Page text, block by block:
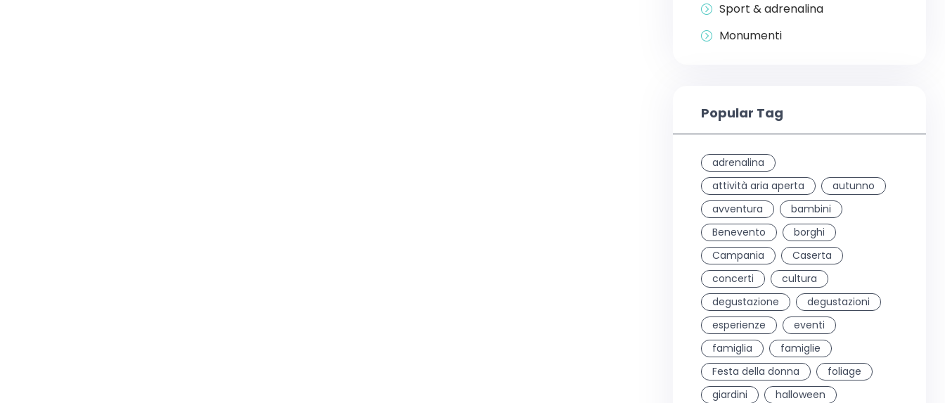
Sport & adrenalina
Monumenti
Popular Tag
adrenalina
attività aria aperta
autunno
avventura
bambini
Benevento
borghi
Campania
Caserta
concerti
cultura
degustazione
degustazioni
esperienze
eventi
famiglia
famiglie
Festa della donna
foliage
giardini
halloween